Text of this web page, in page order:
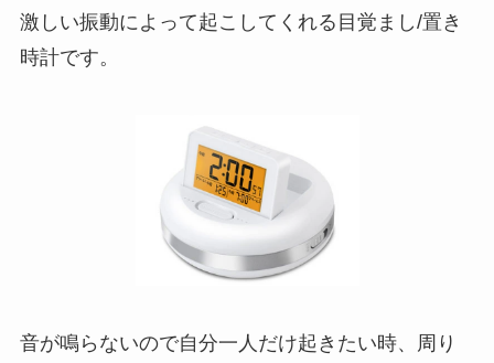
激しい振動によって起こしてくれる目覚まし/置き
時計です。
音が鳴らないので自分一人だけ起きたい時、周り